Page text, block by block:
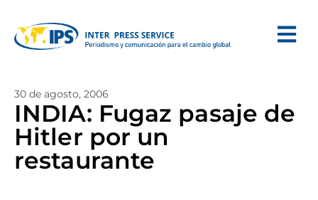
30 de agosto, 2006
INDIA: Fugaz pasaje de
Hitler por un
restaurante